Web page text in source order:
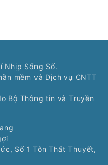
Nhịp Sống Số.
mềm và Dịch vụ CNTT
Bộ Thông tin và Truyền
Số 1 Tôn Thất Thuyết,